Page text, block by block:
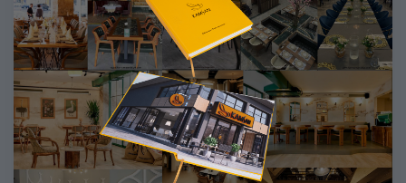
deneyim sağlar. Otel lobileri, lüks restoranlar, kafe
konseptleri, villa yemek alanları ve kurumsal iç
mekânlarda yoğun kullanıma uygun olacak şekilde
tasarlanmıştır.
Eros modeli; ahşap tonu, döşeme kumaşı ve yüzey
finisajı açısından projeye özel seçenekler sunar. İç
mimarlık ve dekorasyon uzmanlarının “şık,
fonksiyonel ve uzun ömürlü ahşap sandalye”